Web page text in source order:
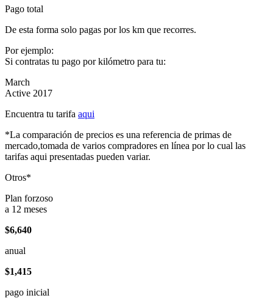
Pago total
De esta forma solo pagas por los km que recorres.
Por ejemplo:
Si contratas tu pago por kilómetro para tu:
March
Active 2017
Encuentra tu tarifa aqui
*La comparación de precios es una referencia de primas de
mercado,tomada de varios compradores en línea por lo cual las
tarifas aqui presentadas pueden variar.
Otros*
Plan forzoso
a 12 meses
$6,640
anual
$1,415
pago inicial